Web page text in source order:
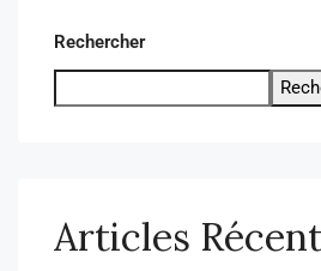
Rechercher
Articles